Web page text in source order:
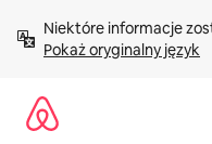
treści Pokaż oryginalny język